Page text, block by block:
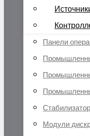
Панели
Модули